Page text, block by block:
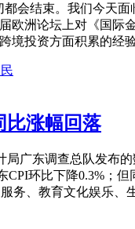
结束。我们今天面
欧洲论坛上对《国
境投资方面积累的
比涨幅回落
东调查总队发布的
比下降0.3%；但
服务、教育文化娱